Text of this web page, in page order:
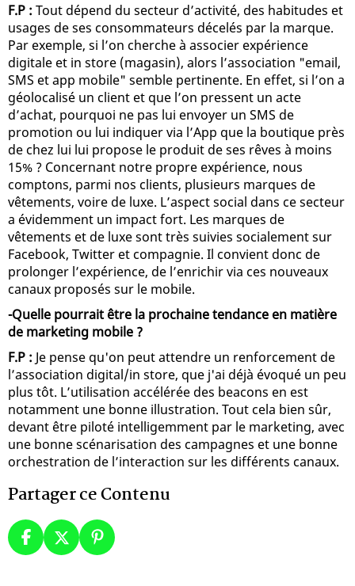
F.P : Tout dépend du secteur d’activité, des habitudes et
usages de ses consommateurs décelés par la marque.
Par exemple, si l’on cherche à associer expérience
digitale et in store (magasin), alors l’association "email,
SMS et app mobile" semble pertinente. En effet, si l’on a
géolocalisé un client et que l’on pressent un acte
d’achat, pourquoi ne pas lui envoyer un SMS de
promotion ou lui indiquer via l’App que la boutique près
de chez lui lui propose le produit de ses rêves à moins
15% ? Concernant notre propre expérience, nous
comptons, parmi nos clients, plusieurs marques de
vêtements, voire de luxe. L’aspect social dans ce secteur
a évidemment un impact fort. Les marques de
vêtements et de luxe sont très suivies socialement sur
Facebook, Twitter et compagnie. Il convient donc de
prolonger l’expérience, de l’enrichir via ces nouveaux
canaux proposés sur le mobile.
-Quelle pourrait être la prochaine tendance en matière
de marketing mobile ?
F.P : Je pense qu'on peut attendre un renforcement de
l’association digital/in store, que j'ai déjà évoqué un peu
plus tôt. L’utilisation accélérée des beacons en est
notamment une bonne illustration. Tout cela bien sûr,
devant être piloté intelligemment par le marketing, avec
une bonne scénarisation des campagnes et une bonne
orchestration de l’interaction sur les différents canaux.
Partager ce Contenu